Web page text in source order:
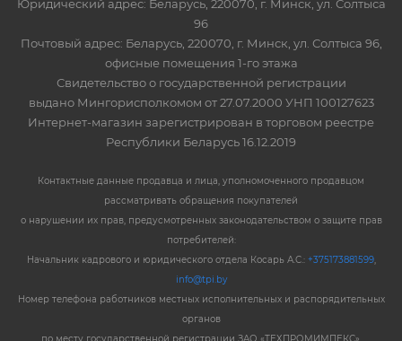
Юридический адрес: Беларусь, 220070, г. Минск, ул. Солтыса
96
Почтовый адрес: Беларусь, 220070, г. Минск, ул. Солтыса 96,
офисные помещения 1-го этажа
Свидетельство о государственной регистрации
выдано Мингорисполкомом от 27.07.2000 УНП 100127623
Интернет-магазин зарегистрирован в торговом реестре
Республики Беларусь 16.12.2019
Контактные данные продавца и лица, уполномоченного продавцом
рассматривать обращения покупателей
о нарушении их прав, предусмотренных законодательством о защите прав
потребителей:
Начальник кадрового и юридического отдела Косарь А.С.: +375173881599,
info@tpi.by
Номер телефона работников местных исполнительных и распорядительных
органов